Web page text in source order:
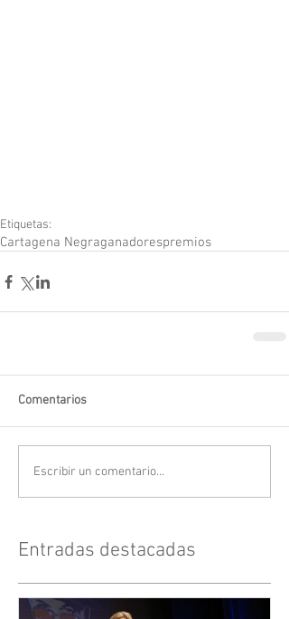
Etiquetas:
Cartagena Negraganadorespremios
Comentarios
Escribir un comentario...
Entradas destacadas